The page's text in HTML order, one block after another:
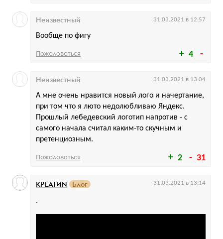
4
Вообще по фигу
Неизвестный 31.03.2021 в 12:57
Пожаловаться
2 31
А мне очень нравится новый лого и начертание,
при том что я люто недолюбливаю Яндекс.
Прошлый лебедевский логотип напротив - с
самого начала считал каким-то скучным и
претенциозным.
Неизвестный 31.03.2021 в 13:04
Пожаловаться
.
КРЕАТИN Блог 31.03.2021 в 13:14